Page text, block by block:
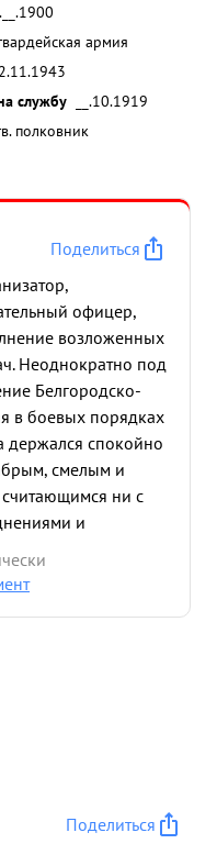
армия
службу
__.10.1919
полковник
Поделиться
офицер,
возложенных
Неоднократно под
Белгородско-
в боевых порядках
держался спокойно
смелым и
ни с
и
заданий. Состоя
Сталинградской
Поделиться